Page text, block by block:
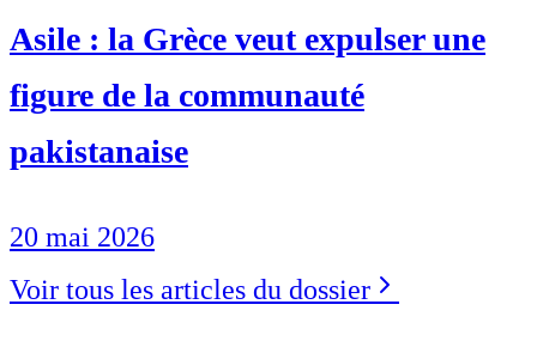
Asile : la Grèce veut expulser une
figure de la communauté
pakistanaise
20 mai 2026
Voir tous les articles du dossier